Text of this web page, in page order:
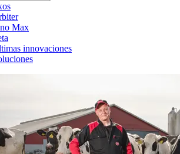
Max
innovaciones